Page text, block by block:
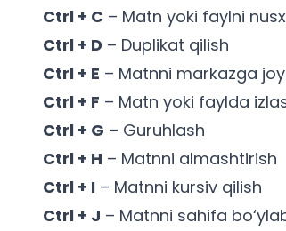
Ctrl + C – Matn yoki faylni
Ctrl + D – Duplikat qilish
Ctrl + E – Matnni markazga
Ctrl + F – Matn yoki faylda
Ctrl + G – Guruhlash
Ctrl + H – Matnni almashtirish
Ctrl + I – Matnni kursiv qilish
Ctrl + J – Matnni sahifa